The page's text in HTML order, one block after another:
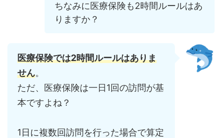
ちなみに医療保険も2時間ルールはあ
りますか？
医療保険では2時間ルールはありま
せん。
ただ、医療保険は一日1回の訪問が基
本ですよね？
1日に複数回訪問を行った場合で算定